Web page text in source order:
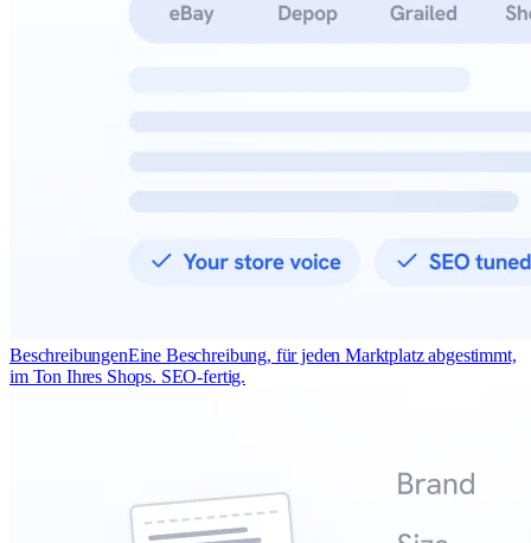
BeschreibungenEine Beschreibung, für jeden Marktplatz abgestimmt,
im Ton Ihres Shops. SEO-fertig.